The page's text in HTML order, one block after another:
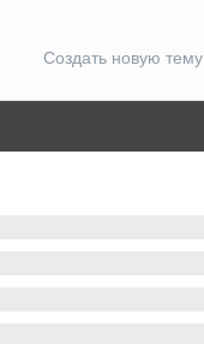
Создать новую тему